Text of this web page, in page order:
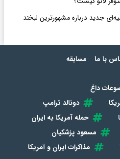
جدید درباره مشهورترین لبخند
با ما مسابقه
داغ
دونالد ترامپ
حمله آمریکا به ایران
مسعود پزشکیان
مذاکرات ایران و آمریکا